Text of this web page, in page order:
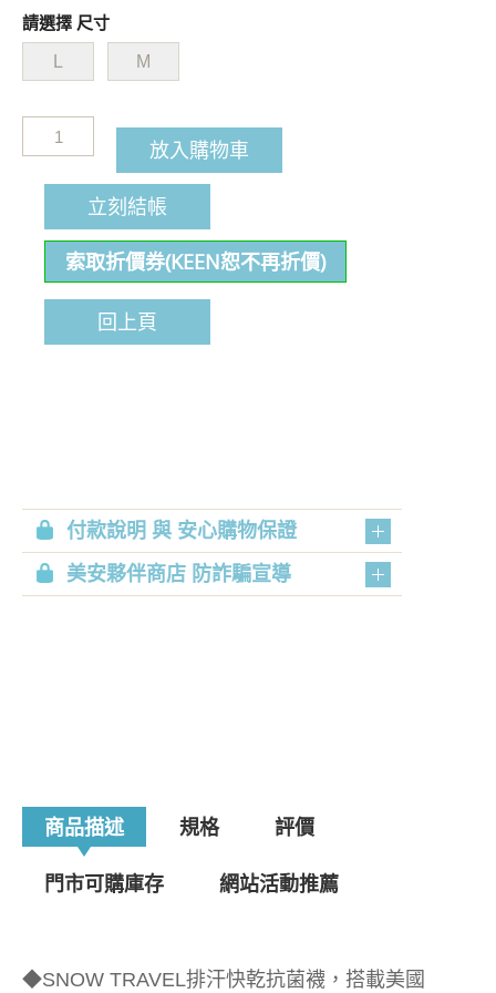
請選擇 尺寸
M
放入購物車
立刻結帳
索取折價券(KEEN恕不再折價)
回上頁
付款說明 與 安心購物保證
美安夥伴商店 防詐騙宣導
商品描述 規格 評價
門市可購庫存 網站活動推薦
◆SNOW TRAVEL排汗快乾抗菌襪，搭載美國